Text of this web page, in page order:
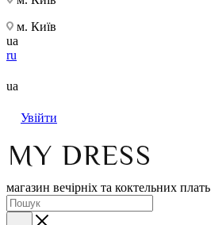
м. Київ
ua
ru
ua
Увійти
магазин вечірніх та коктельних плать